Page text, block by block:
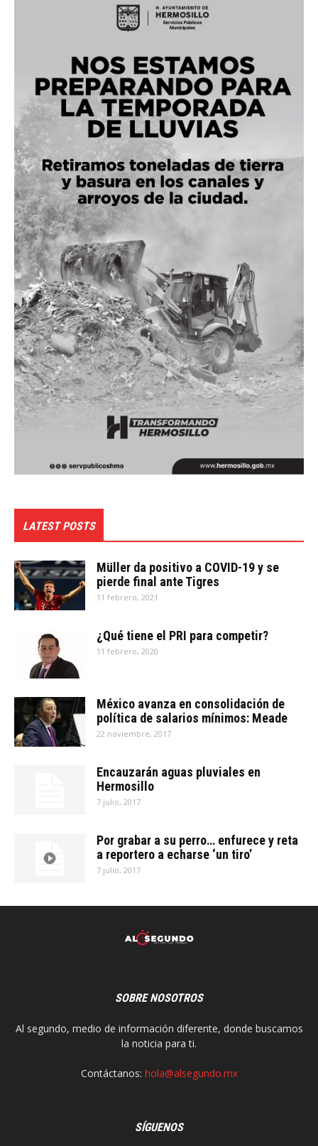
LATEST POSTS
Müller da positivo a COVID-19 y se
pierde final ante Tigres
11 febrero, 2021
¿Qué tiene el PRI para competir?
11 febrero, 2020
México avanza en consolidación de
política de salarios mínimos: Meade
22 noviembre, 2017
Encauzarán aguas pluviales en
Hermosillo
7 julio, 2017
Por grabar a su perro… enfurece y reta
a reportero a echarse ‘un tiro’
7 julio, 2017
SOBRE NOSOTROS
Al segundo, medio de información diferente, donde buscamos
la noticia para ti.
Contáctanos: hola@alsegundo.mx
SÍGUENOS